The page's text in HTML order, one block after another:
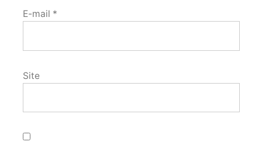
E-mail *
Site